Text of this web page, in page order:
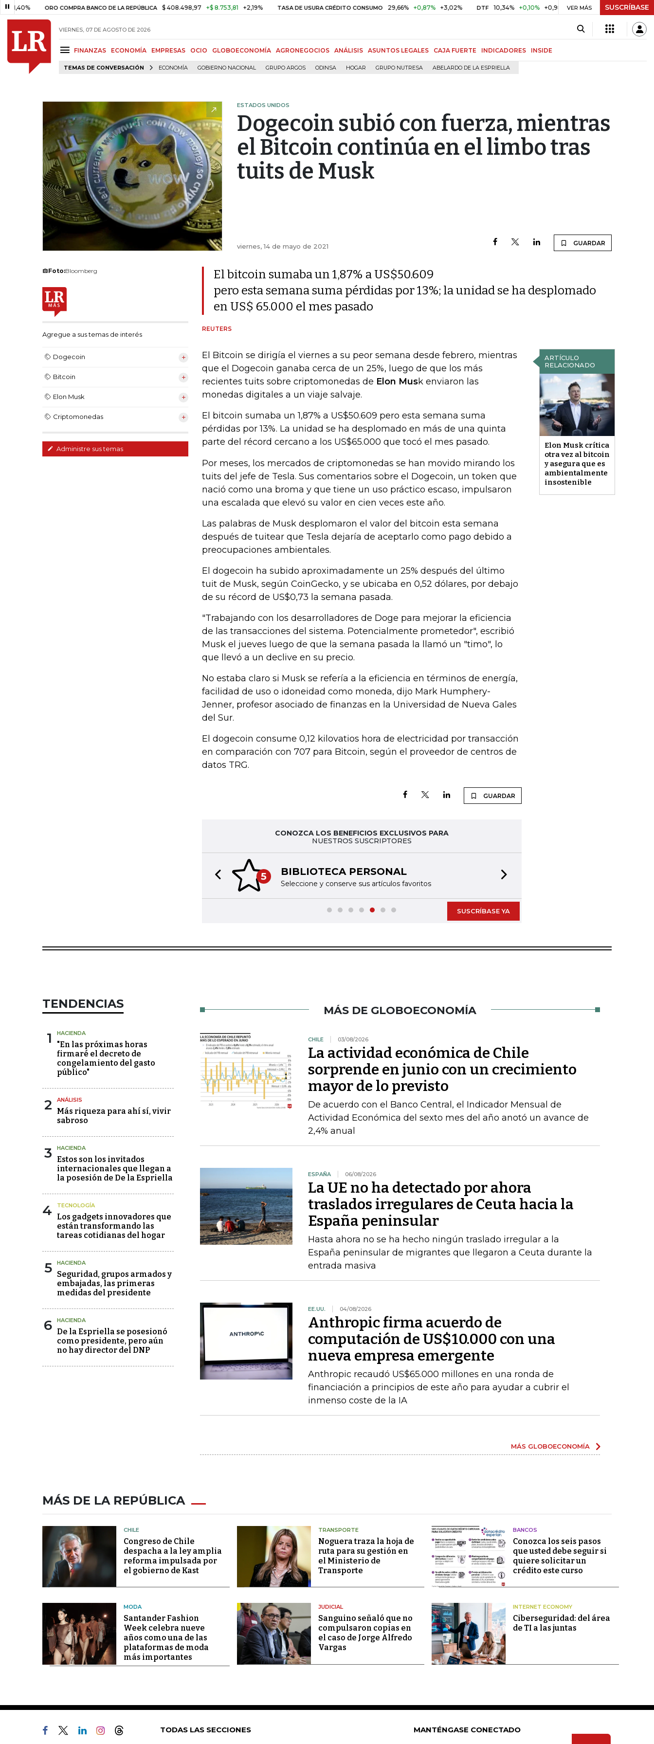
ORO COMPRA BANCO DE LA REPÚBLICA $ 408.498,97 +$ 8.753,81 +2,19% TASA DE USURA CRÉDITO CONSUMO 29,66% +0,87% +3,02% DTF 10,34% +0,10% +0,98% UVR $ 416,96 +$ 0,05 +0,01%
VER MÁS SUSCRÍBASE
VIERNES, 07 DE AGOSTO DE 2026
FINANZAS ECONOMÍA EMPRESAS OCIO GLOBOECONOMÍA AGRONEGOCIOS ANÁLISIS ASUNTOS LEGALES CAJA FUERTE INDICADORES INSIDE
TEMAS DE CONVERSACIÓN ECONOMÍA GOBIERNO NACIONAL GRUPO ARGOS ODINSA HOGAR GRUPO NUTRESA ABELARDO DE LA ESPRIELLA
ESTADOS UNIDOS
Dogecoin subió con fuerza, mientras
el Bitcoin continúa en el limbo tras
tuits de Musk
viernes, 14 de mayo de 2021 GUARDAR
Foto:Bloomberg
Agregue a sus temas de interés
Dogecoin
Bitcoin
Elon Musk
Criptomonedas
Administre sus temas
El bitcoin sumaba un 1,87% a US$50.609
pero esta semana suma pérdidas por 13%; la unidad se ha desplomado
en US$ 65.000 el mes pasado
REUTERS
ARTÍCULO
RELACIONADO
Elon Musk crítica
otra vez al bitcoin
y asegura que es
ambientalmente
insostenible
El Bitcoin se dirigía el viernes a su peor semana desde febrero, mientras
que el Dogecoin ganaba cerca de un 25%, luego de que los más
recientes tuits sobre criptomonedas de Elon Musk enviaron las
monedas digitales a un viaje salvaje.
El bitcoin sumaba un 1,87% a US$50.609 pero esta semana suma
pérdidas por 13%. La unidad se ha desplomado en más de una quinta
parte del récord cercano a los US$65.000 que tocó el mes pasado.
Por meses, los mercados de criptomonedas se han movido mirando los
tuits del jefe de Tesla. Sus comentarios sobre el Dogecoin, un token que
nació como una broma y que tiene un uso práctico escaso, impulsaron
una escalada que elevó su valor en cien veces este año.
Las palabras de Musk desplomaron el valor del bitcoin esta semana
después de tuitear que Tesla dejaría de aceptarlo como pago debido a
preocupaciones ambientales.
El dogecoin ha subido aproximadamente un 25% después del último
tuit de Musk, según CoinGecko, y se ubicaba en 0,52 dólares, por debajo
de su récord de US$0,73 la semana pasada.
"Trabajando con los desarrolladores de Doge para mejorar la eficiencia
de las transacciones del sistema. Potencialmente prometedor", escribió
Musk el jueves luego de que la semana pasada la llamó un "timo", lo
que llevó a un declive en su precio.
No estaba claro si Musk se refería a la eficiencia en términos de energía,
facilidad de uso o idoneidad como moneda, dijo Mark Humphery-
Jenner, profesor asociado de finanzas en la Universidad de Nueva Gales
del Sur.
El dogecoin consume 0,12 kilovatios hora de electricidad por transacción
en comparación con 707 para Bitcoin, según el proveedor de centros de
datos TRG.
GUARDAR
CONOZCA LOS BENEFICIOS EXCLUSIVOS PARA
NUESTROS SUSCRIPTORES
5 BIBLIOTECA PERSONAL
Seleccione y conserve sus artículos favoritos
Previous slide
SUSCRÍBASE YA
TENDENCIAS
1 HACIENDA
"En las próximas horas
firmaré el decreto de
congelamiento del gasto
público"
2 ANÁLISIS
Más riqueza para ahí sí, vivir
sabroso
3 HACIENDA
Estos son los invitados
internacionales que llegan a
la posesión de De la Espriella
4 TECNOLOGÍA
Los gadgets innovadores que
están transformando las
tareas cotidianas del hogar
5 HACIENDA
Seguridad, grupos armados y
embajadas, las primeras
medidas del presidente
6 HACIENDA
De la Espriella se posesionó
como presidente, pero aún
no hay director del DNP
MÁS DE GLOBOECONOMÍA
CHILE 03/08/2026
La actividad económica de Chile
sorprende en junio con un crecimiento
mayor de lo previsto
De acuerdo con el Banco Central, el Indicador Mensual de
Actividad Económica del sexto mes del año anotó un avance de
2,4% anual
ESPAÑA 06/08/2026
La UE no ha detectado por ahora
traslados irregulares de Ceuta hacia la
España peninsular
Hasta ahora no se ha hecho ningún traslado irregular a la
España peninsular de migrantes que llegaron a Ceuta durante la
entrada masiva
EE.UU. 04/08/2026
Anthropic firma acuerdo de
computación de US$10.000 con una
nueva empresa emergente
Anthropic recaudó US$65.000 millones en una ronda de
financiación a principios de este año para ayudar a cubrir el
inmenso coste de la IA
MÁS GLOBOECONOMÍA
MÁS DE LA REPÚBLICA
CHILE
Congreso de Chile
despacha a la ley amplia
reforma impulsada por
el gobierno de Kast
TRANSPORTE
Noguera traza la hoja de
ruta para su gestión en
el Ministerio de
Transporte
BANCOS
Conozca los seis pasos
que usted debe seguir si
quiere solicitar un
crédito este curso
MODA
Santander Fashion
Week celebra nueve
años como una de las
plataformas de moda
más importantes
JUDICIAL
Sanguino señaló que no
compulsaron copias en
el caso de Jorge Alfredo
Vargas
INTERNET ECONOMY
Ciberseguridad: del área
de TI a las juntas
TODAS LAS SECCIONES MANTÉNGASE CONECTADO